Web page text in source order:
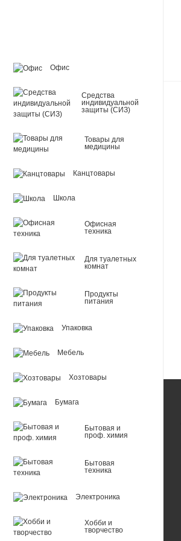
Офис
Средства
индивидуальной
защиты (СИЗ)
Товары для
медицины
Канцтовары
Школа
Офисная
техника
Для туалетных
комнат
Продукты
питания
Упаковка
Мебель
Хозтовары
Бумага
Бытовая и
проф. химия
Бытовая
техника
Электроника
Хобби и
творчество